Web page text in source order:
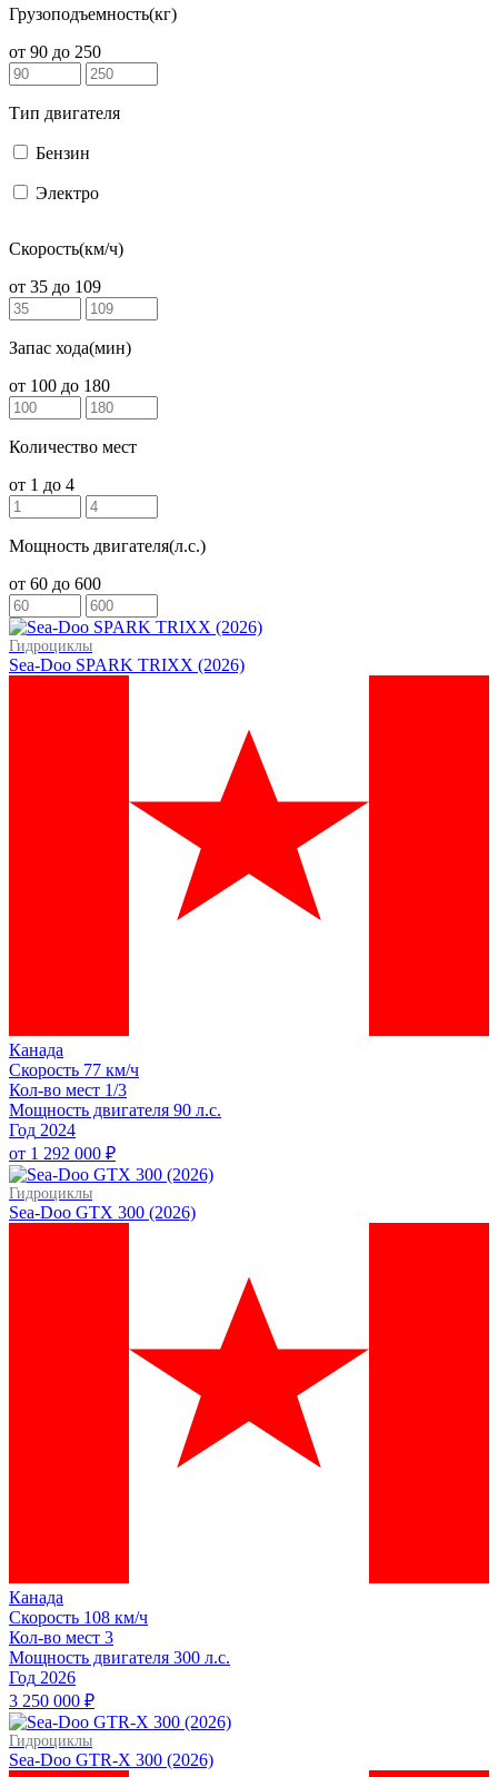
Грузоподъемность(кг)
от 90 до 250
Тип двигателя
Бензин
Электро
Скорость(км/ч)
от 35 до 109
Запас хода(мин)
от 100 до 180
Количество мест
от 1 до 4
Мощность двигателя(л.с.)
от 60 до 600
Гидроциклы
Sea-Doo SPARK TRIXX (2026)
Канада
Скорость 77 км/ч
Кол-во мест 1/3
Мощность двигателя 90 л.с.
Год 2024
от 1 292 000 ₽
Гидроциклы
Sea-Doo GTX 300 (2026)
Канада
Скорость 108 км/ч
Кол-во мест 3
Мощность двигателя 300 л.с.
Год 2026
3 250 000 ₽
Гидроциклы
Sea-Doo GTR-X 300 (2026)